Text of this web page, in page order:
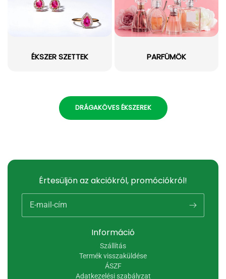
ÉKSZER SZETTEK PARFÜMÖK
DRÁGAKÖVES ÉKSZEREK
Információ
Szállítás
Termék visszaküldése
ÁSZF
Adatkezelési szabályzat
Értesüljön az akciókról, promóciókról!
E-mail-cím